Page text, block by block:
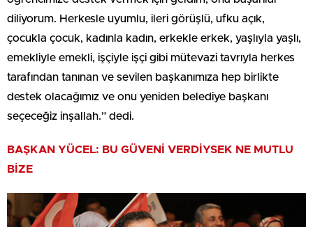
diliyorum. Herkesle uyumlu, ileri görüşlü, ufku açık,
çocukla çocuk, kadınla kadın, erkekle erkek, yaşlıyla yaşlı,
emekliyle emekli, işçiyle işçi gibi mütevazi tavrıyla herkes
tarafından tanınan ve sevilen başkanımıza hep birlikte
destek olacağımız ve onu yeniden belediye başkanı
seçeceğiz inşallah.” dedi.
BAŞKAN YÜCEL: BU GÜVENİ VERDİYSEK NE MUTLU
BİZE